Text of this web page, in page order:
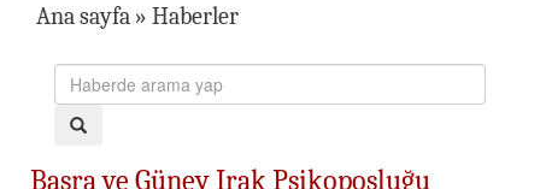
Ana sayfa » Haberler
Basra ve Güney Irak Psikoposluğu